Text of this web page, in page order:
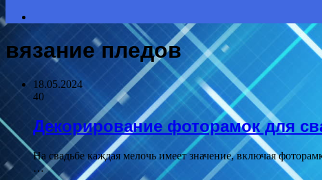
for
вязание пледов
18.05.2024
40
Декорирование фоторамок для
На свадьбе каждая мелочь имеет значение, включая
…